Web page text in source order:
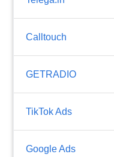
Calltouch
GETRADIO
TikTok Ads
Google Ads